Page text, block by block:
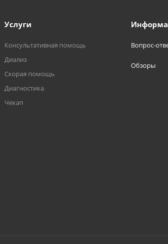
Услуги
Консультативная помощь
Диализ
Скорая помощь
Диагностика
Чекап
Вопрос-
Обзоры